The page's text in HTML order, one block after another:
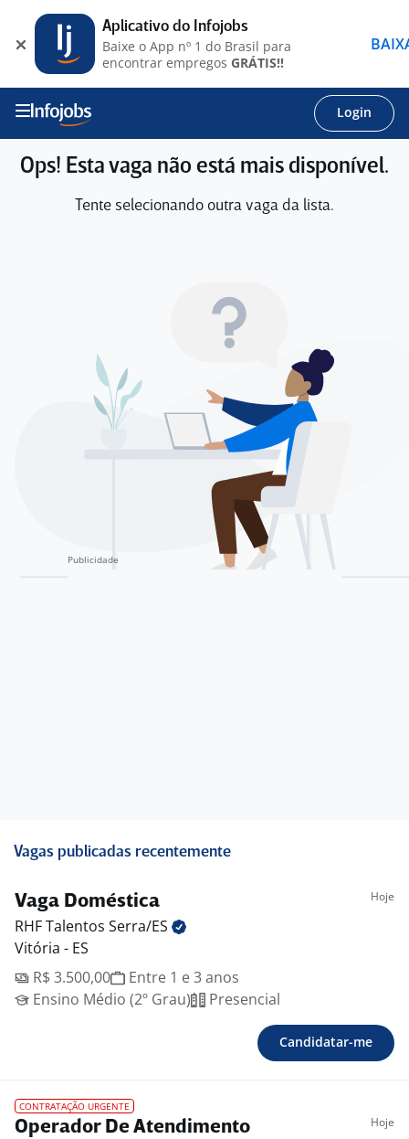
Login
Ops! Esta vaga não está mais disponível.
Tente selecionando outra vaga da lista.
Vagas publicadas recentemente
Vaga Doméstica Hoje
RHF Talentos Serra/ES
Vitória - ES
R$ 3.500,00
Entre 1 e 3 anos
Ensino Médio (2º Grau)
Presencial
Candidatar-me
CONTRATAÇÃO URGENTE
Operador De Atendimento Hoje
Aplicativo do Infojobs
Baixe o App nº 1 do Brasil para
encontrar empregos GRÁTIS!!